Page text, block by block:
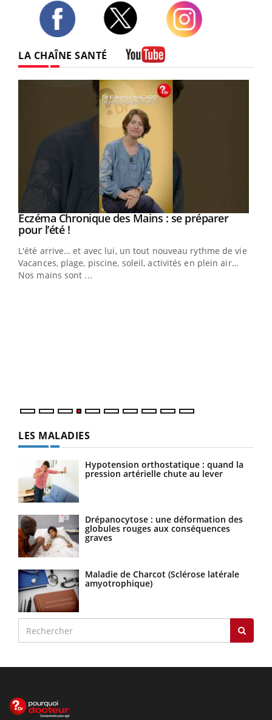
LA CHAÎNE SANTÉ
Youtube
Eczéma Chronique des Mains : se préparer
pour l’été !Youtube
L'été arrive… et avec lui, un tout nouveau rythme de vie !
Vacances, plage, piscine, soleil, activités en plein air…
Nos mains sont ...
LES MALADIES
Hypotension orthostatique : quand la
pression artérielle chute au lever
Drépanocytose : une déformation des
globules rouges aux conséquences
graves
Maladie de Charcot (Sclérose latérale
amyotrophique)